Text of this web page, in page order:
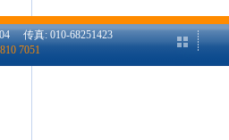
传真: 010-68251423
7051